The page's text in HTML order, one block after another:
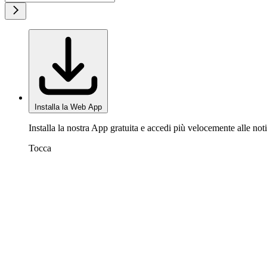
Installa la Web App
Installa la nostra App gratuita e accedi più velocemente alle
Tocca